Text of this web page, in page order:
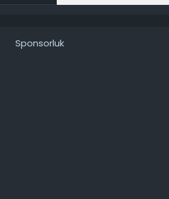
Sponsorluk